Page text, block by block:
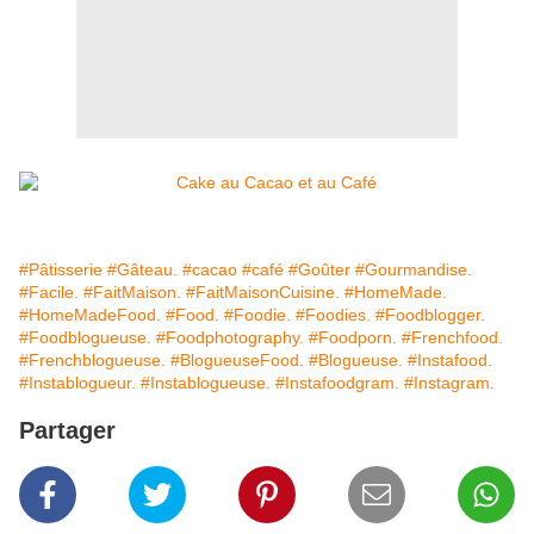
#Pâtisserie #Gâteau. #cacao #café #Goûter #Gourmandise.
#Facile. #FaitMaison. #FaitMaisonCuisine. #HomeMade.
#HomeMadeFood. #Food. #Foodie. #Foodies. #Foodblogger.
#Foodblogueuse. #Foodphotography. #Foodporn. #Frenchfood.
#Frenchblogueuse. #BlogueuseFood. #Blogueuse. #Instafood.
#Instablogueur. #Instablogueuse. #Instafoodgram. #Instagram.
Partager